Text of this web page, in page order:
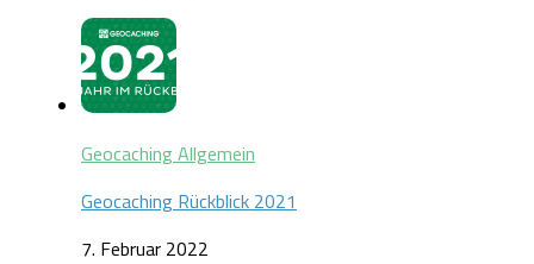
Geocaching Allgemein
Geocaching Rückblick 2021
7. Februar 2022